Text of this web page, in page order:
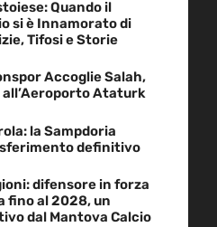
Quando il
si è Innamorato di
Tifosi e Storie
Accoglie Salah,
Ataturk
la Sampdoria
definitivo
difensore in forza
fino al 2028, un
dal Mantova Calcio